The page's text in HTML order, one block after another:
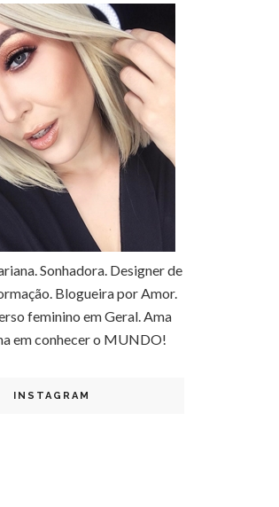
Sonhadora. Designer de
Blogueira por Amor.
feminino em Geral. Ama
em conhecer o MUNDO!
INSTAGRAM